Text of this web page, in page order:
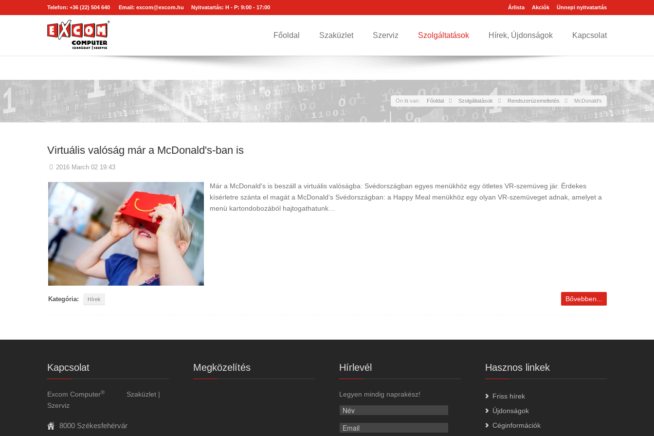
Telefon: +36 (22) 504 640 Email: excom@excom.hu Nyitvatartás: H - P: 9:00 - 17:00 Árlista Akciók Ünnepi nyitvatartás
Főoldal Szaküzlet Szerviz Szolgáltatások Hírek, Újdonságok Kapcsolat
Ön itt van: Főoldal Szolgáltatások Rendszerüzemeltetés McDonald's
Virtuális valóság már a McDonald's-ban is
2016 March 02 19:43
Már a McDonald's is beszáll a virtuális valóságba: Svédországban egyes menükhöz egy ötletes VR-szemüveg jár. Érdekes
kísérletre szánta el magát a McDonald’s Svédországban: a Happy Meal menükhöz egy olyan VR-szemüveget adnak, amelyet a
menü kartondobozából hajtogathatunk…
Kategória: Hírek Bővebben...
Kapcsolat
Excom Computer® Szaküzlet |
Szerviz
8000 Székesfehérvár
Megközelítés Hírlevél
Legyen mindig naprakész!
Hasznos linkek
Friss hírek
Újdonságok
Céginformációk